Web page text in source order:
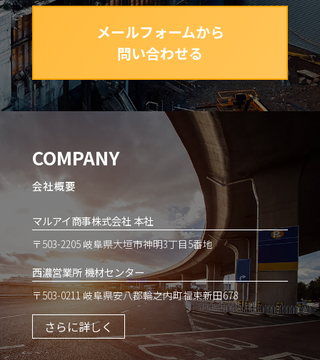
COMPANY
会社概要
マルアイ商事株式会社 本社
〒503-2205 岐阜県大垣市神明3丁目5番地
西濃営業所 機材センター
〒503-0211 岐阜県安八郡輪之内町福束新田678
さらに詳しく
メールフォームから
問い合わせる